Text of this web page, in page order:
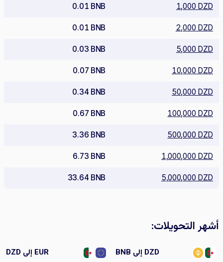
1,000 DZD
0.01 BNB
2,000 DZD
0.01 BNB
5,000 DZD
0.03 BNB
10,000 DZD
0.07 BNB
50,000 DZD
0.34 BNB
100,000 DZD
0.67 BNB
500,000 DZD
3.36 BNB
1,000,000 DZD
6.73 BNB
5,000,000 DZD
33.64 BNB
أشهر التحويلات:
DZD إلى BNB EUR إلى DZD